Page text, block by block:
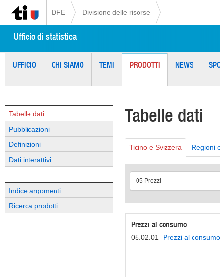
DFE Divisione delle risorse
Ufficio di statistica
UFFICIO CHI SIAMO TEMI PRODOTTI NEWS
Tabelle dati
Pubblicazioni
Definizioni
Dati interattivi
Indice argomenti
Ricerca prodotti
Tabelle dati
Ticino e Svizzera Regioni
05 Prezzi
Prezzi al consumo
05.02.01 Prezzi al consumo